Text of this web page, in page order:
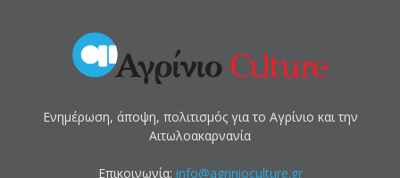
Ενημέρωση, άποψη, πολιτισμός για το Αγρίνιο και την
Αιτωλοακαρνανία
Επικοινωνία: info@agrinioculture.gr